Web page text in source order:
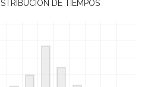
DE TIEMPOS